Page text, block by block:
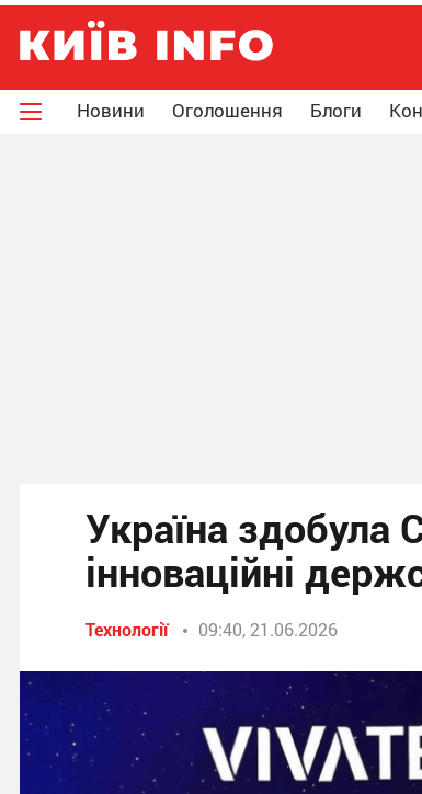
Новини Оголошення Блоги
Україна здобула
інноваційні
Технології 09:40, 21.06.2026